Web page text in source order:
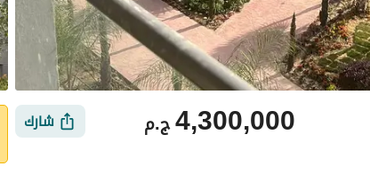
ج.م4,300,000 شارك